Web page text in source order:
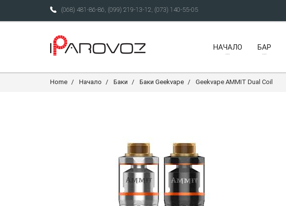
(068) 481-86-86, (099) 219-13-12, (073) 140-55-05
НАЧАЛО БАР
Home Начало Баки Баки Geekvape Geekvape AMMIT Dual Coil